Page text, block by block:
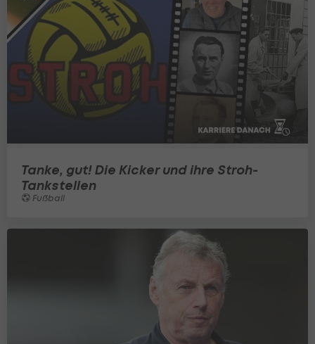
Tanke, gut! Die Kicker und ihre Stroh-
Tankstellen
Fußball